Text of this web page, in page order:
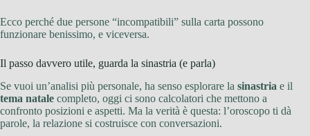
Ecco perché due persone “incompatibili” sulla carta possono
funzionare benissimo, e viceversa.
Il passo davvero utile, guarda la sinastria (e parla)
Se vuoi un’analisi più personale, ha senso esplorare la sinastria e il
tema natale completo, oggi ci sono calcolatori che mettono a
confronto posizioni e aspetti. Ma la verità è questa: l’oroscopo ti dà
parole, la relazione si costruisce con conversazioni.